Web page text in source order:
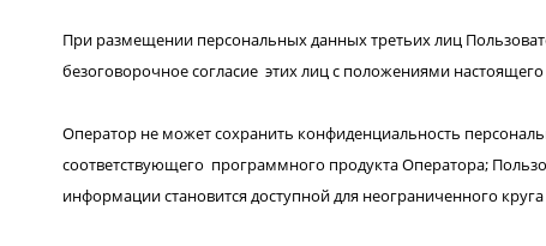
При размещении персональных данных третьих лиц
безоговорочное согласие этих лиц с положениями
Оператор не может сохранить конфиденциальность
соответствующего программного продукта Оператора;
информации становится доступной для неограниченного